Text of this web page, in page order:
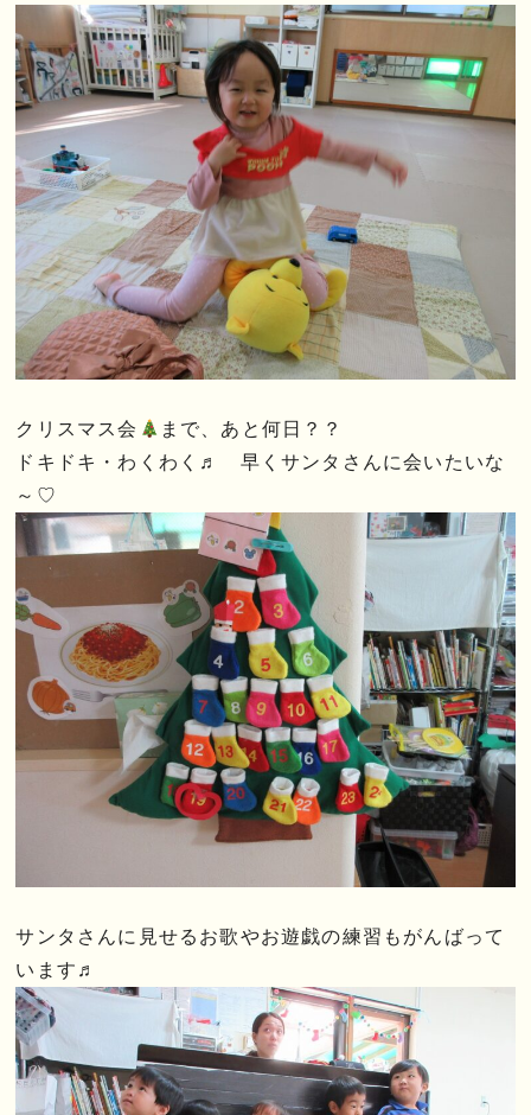
クリスマス会
まで、あと何日？？
ドキドキ・わくわく♬ 早くサンタさんに会いたいな
～♡
サンタさんに見せるお歌やお遊戯の練習もがんばって
います♬